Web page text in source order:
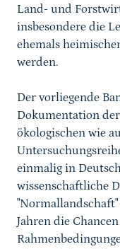
Land- und
insbesondere die
ehemals
werden.
Der vorliegende
Dokumentation
ökologischen wie
einmalig in
wissenschaftliche
Jahren die